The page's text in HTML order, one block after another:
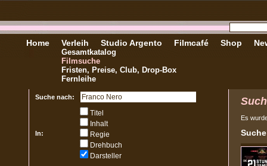
Home Verleih
Gesamtkatalog
Filmsuche
Fristen, Preise, Club, Drop-Box
Fernleihe
Studio Argento Filmcafé Shop
Suche nach:
In:
Titel
Inhalt
Regie
Drehbuch
Darsteller
Es